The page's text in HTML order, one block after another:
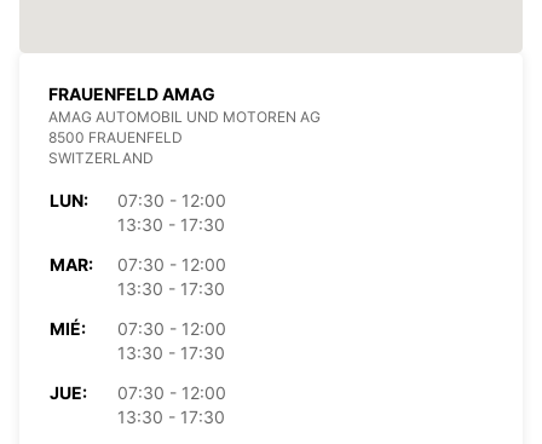
FRAUENFELD AMAG
AMAG AUTOMOBIL UND MOTOREN AG
8500 FRAUENFELD
SWITZERLAND
LUN:
07:30 - 12:00
13:30 - 17:30
MAR:
07:30 - 12:00
13:30 - 17:30
MIÉ:
07:30 - 12:00
13:30 - 17:30
JUE:
07:30 - 12:00
13:30 - 17:30